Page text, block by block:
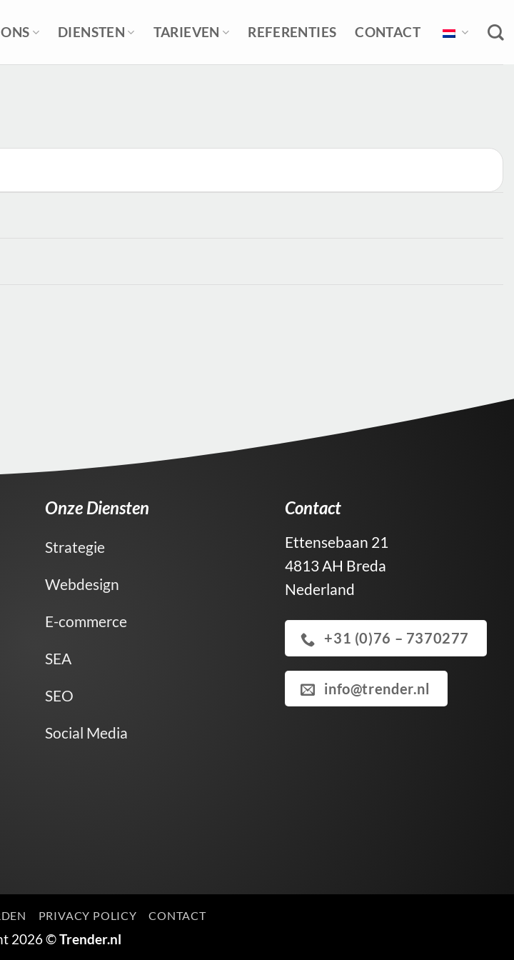
DIENSTEN TARIEVEN REFERENTIES CONTACT
Onze Diensten
Strategie
Webdesign
E-commerce
SEA
SEO
Social Media
Contact
Ettensebaan 21
4813 AH Breda
Nederland
+31 (0)76 – 7370277
info@trender.nl
PRIVACY POLICY CONTACT
2026 ©Trender.nl